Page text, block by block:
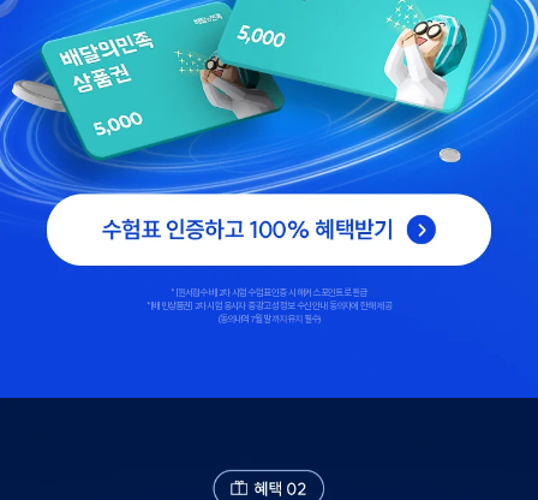
*[원서접수비] 2차 시험 수험표 인증 시 해커스 포인트로 환급
*[배민상품권] 2차 시험 응시자 중 광고성 정보 수신 안내 동의자에 한해 제공
(동의내역 7월 말까지 유지 필수)